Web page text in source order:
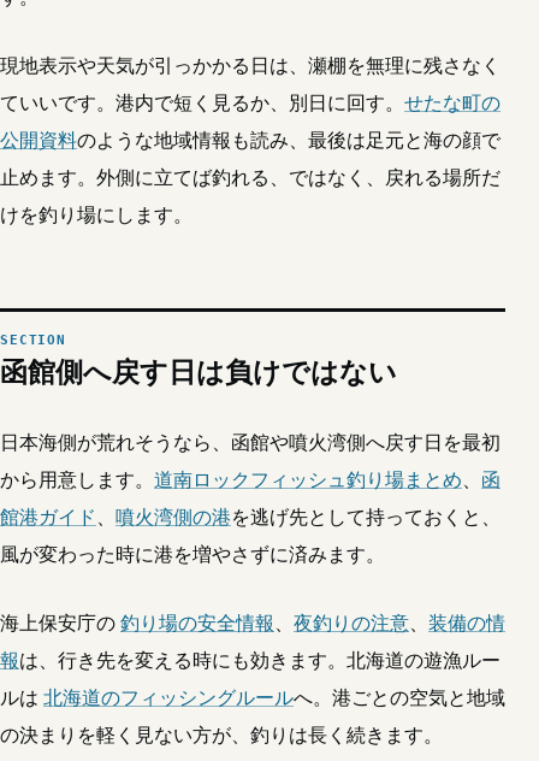
現地表示や天気が引っかかる日は、瀬棚を無理に残さなく
ていいです。港内で短く見るか、別日に回す。 せたな町の
公開資料のような地域情報も読み、最後は足元と海の顔で
止めます。外側に立てば釣れる、ではなく、戻れる場所だ
けを釣り場にします。
函館側へ戻す日は負けではない
日本海側が荒れそうなら、函館や噴火湾側へ戻す日を最初
から用意します。 道南ロックフィッシュ釣り場まとめ、 函
館港ガイド、 噴火湾側の港を逃げ先として持っておくと、
風が変わった時に港を増やさずに済みます。
海上保安庁の釣り場の安全情報、 夜釣りの注意、 装備の情
報は、行き先を変える時にも効きます。北海道の遊漁ルー
ルは 北海道のフィッシングルールへ。港ごとの空気と地域
の決まりを軽く見ない方が、釣りは長く続きます。